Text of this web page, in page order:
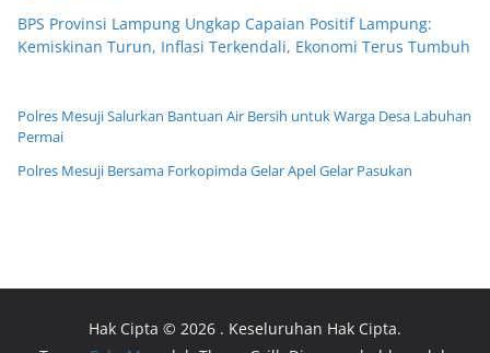
BPS Provinsi Lampung Ungkap Capaian Positif Lampung:
Kemiskinan Turun, Inflasi Terkendali, Ekonomi Terus Tumbuh
Polres Mesuji Salurkan Bantuan Air Bersih untuk Warga Desa Labuhan
Permai
Polres Mesuji Bersama Forkopimda Gelar Apel Gelar Pasukan
Hak Cipta © 2026 . Keseluruhan Hak Cipta.